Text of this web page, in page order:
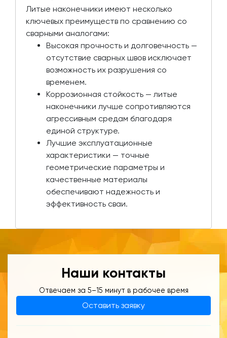
Литые наконечники имеют несколько
ключевых преимуществ по сравнению со
сварными аналогами:
Высокая прочность и долговечность —
отсутствие сварных швов исключает
возможность их разрушения со
временем.
Коррозионная стойкость — литые
наконечники лучше сопротивляются
агрессивным средам благодаря
единой структуре.
Лучшие эксплуатационные
характеристики — точные
геометрические параметры и
качественные материалы
обеспечивают надежность и
эффективность сваи.
Наши контакты
Отвечаем за 5–15 минут в рабочее время
Оставить заявку